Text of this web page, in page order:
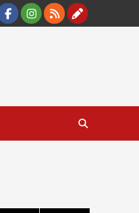
Facebook
Instagram
RSS